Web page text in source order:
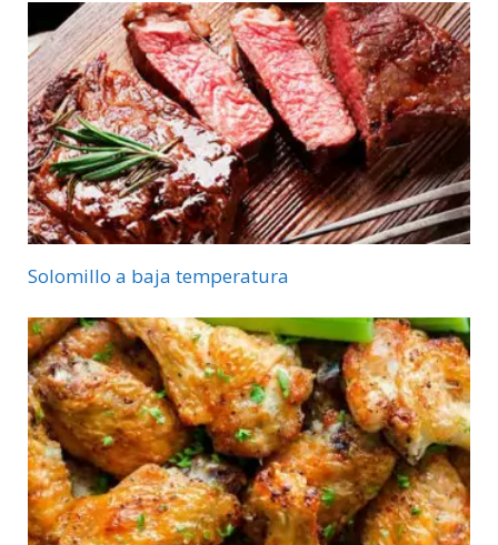
Solomillo a baja temperatura